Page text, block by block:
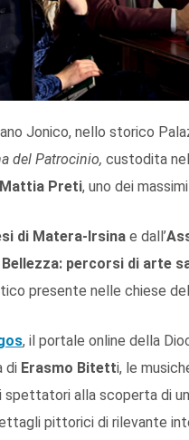
Jonico, nello storico
del Patrocinio, custodita
Mattia Preti, uno dei
di Matera-Irsina e dall’
Bellezza: percorsi di arte
presente nelle chiese
, il portale online della
di Erasmo Bitetti, le
spettatori alla scoperta di
pittorici di rilevante